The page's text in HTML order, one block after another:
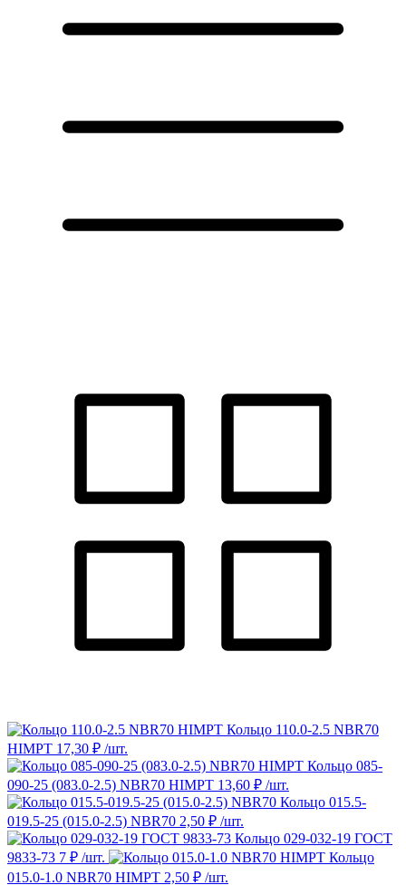
Кольцо 110.0-2.5 NBR70
HIMPT 17,30 ₽ /шт.
Кольцо 085-
090-25 (083.0-2.5) NBR70 HIMPT 13,60 ₽ /шт.
Кольцо 015.5-
019.5-25 (015.0-2.5) NBR70 2,50 ₽ /шт.
Кольцо 029-032-19 ГОСТ
9833-73 7 ₽ /шт.
Кольцо
015.0-1.0 NBR70 HIMPT 2,50 ₽ /шт.